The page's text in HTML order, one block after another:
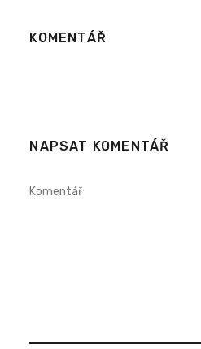
KOMENTÁŘ
NAPSAT KOMENTÁŘ